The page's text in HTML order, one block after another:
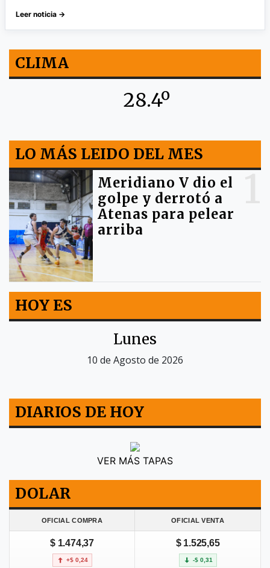
Leer noticia →
CLIMA
28.4º
LO MÁS LEIDO DEL MES
Meridiano V dio el
golpe y derrotó a
Atenas para pelear
arriba
HOY ES
Lunes
10 de Agosto de 2026
DIARIOS DE HOY
VER MÁS TAPAS
DOLAR
OFICIAL COMPRA OFICIAL VENTA
$ 1.474,37
+$ 0,24
$ 1.525,65
-$ 0,31